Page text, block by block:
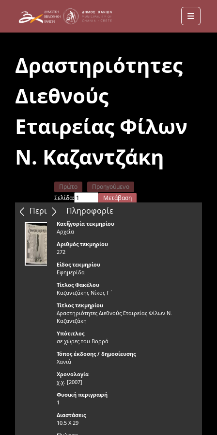
Menu
Δραστηριότητες
Διεθνούς
Εταιρείας Φίλων
Ν. Καζαντζάκη
Περιεχόμενα
Πρώτο
Προηγούμενο
Σελίδα:
Μετάβαση
Επόμενο
Τελευταίο
Πληροφορίε
ς
Κατηγορία τεκμηρίου
Αρχεία
Αριθμός τεκμηρίου
272
Είδος τεκμηρίου
Εφημερίδα
Τίτλος Φακέλου
Καζαντζάκης Νίκος Γ΄
Τίτλος τεκμηρίου
Δραστηριότητες Διεθνούς Εταιρείας Φίλων Ν.
Καζαντζάκη
Υπότιτλος
σε χώρες του Βορρά
Τόπος έκδοσης / δημοσίευσης
Χανιά
Χρονολογία
χ.χ. [2007]
Φυσική περιγραφή
1
Διαστάσεις
10,5 Χ 29